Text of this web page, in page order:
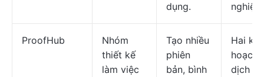
dụng.
nghiệp.
ProofHub
Nhóm
thiết kế
làm việc
Tạo nhiều
phiên
bản, bình
Hai kế
hoạch
dịch vụ